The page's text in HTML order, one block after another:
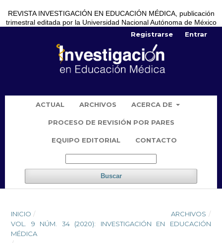
REVISTA INVESTIGACIÓN EN EDUCACIÓN MÉDICA, publicación
trimestral editada por la Universidad Nacional Autónoma de México
ACTUAL ARCHIVOS ACERCA DE
PROCESO DE REVISIÓN POR PARES
EQUIPO EDITORIAL CONTACTO
Buscar
Registrarse Entrar
INICIO / ARCHIVOS /
VOL. 9 NÚM. 34 (2020): INVESTIGACIÓN EN EDUCACIÓN
MÉDICA